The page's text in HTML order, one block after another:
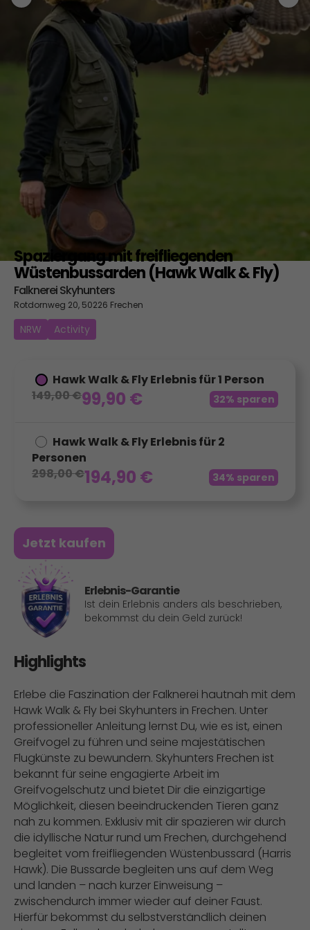
Spaziergang mit freifliegenden
Wüstenbussarden (Hawk Walk & Fly)
Falknerei Skyhunters
Rotdornweg 20, 50226 Frechen
NRW Activity
Hawk Walk & Fly Erlebnis für 1 Person
149,00€99,90 € 32% sparen
Hawk Walk & Fly Erlebnis für 2
Personen
298,00€194,90 € 34% sparen
Jetzt kaufen
Erlebnis-Garantie
Ist dein Erlebnis anders als beschrieben,
bekommst du dein Geld zurück!
Highlights
Erlebe die Faszination der Falknerei hautnah mit dem
Hawk Walk & Fly bei Skyhunters in Frechen. Unter
professioneller Anleitung lernst Du, wie es ist, einen
Greifvogel zu führen und seine majestätischen
Flugkünste zu bewundern. Skyhunters Frechen ist
bekannt für seine engagierte Arbeit im
Greifvogelschutz und bietet Dir die einzigartige
Möglichkeit, diesen beeindruckenden Tieren ganz
nah zu kommen. Exklusiv mit dir spazieren wir durch
die idyllische Natur rund um Frechen, durchgehend
begleitet vom freifliegenden Wüstenbussard (Harris
Hawk). Die Bussarde begleiten uns auf dem Weg
und landen – nach kurzer Einweisung –
zwischendurch immer wieder auf deiner Faust.
Hierfür bekommst du selbstverständlich deinen